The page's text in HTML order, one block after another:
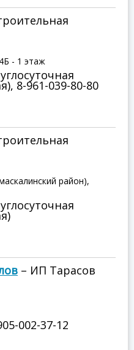
- 1 этаж
8-961-039-80-80
район),
– ИП Тарасов
002-37-12